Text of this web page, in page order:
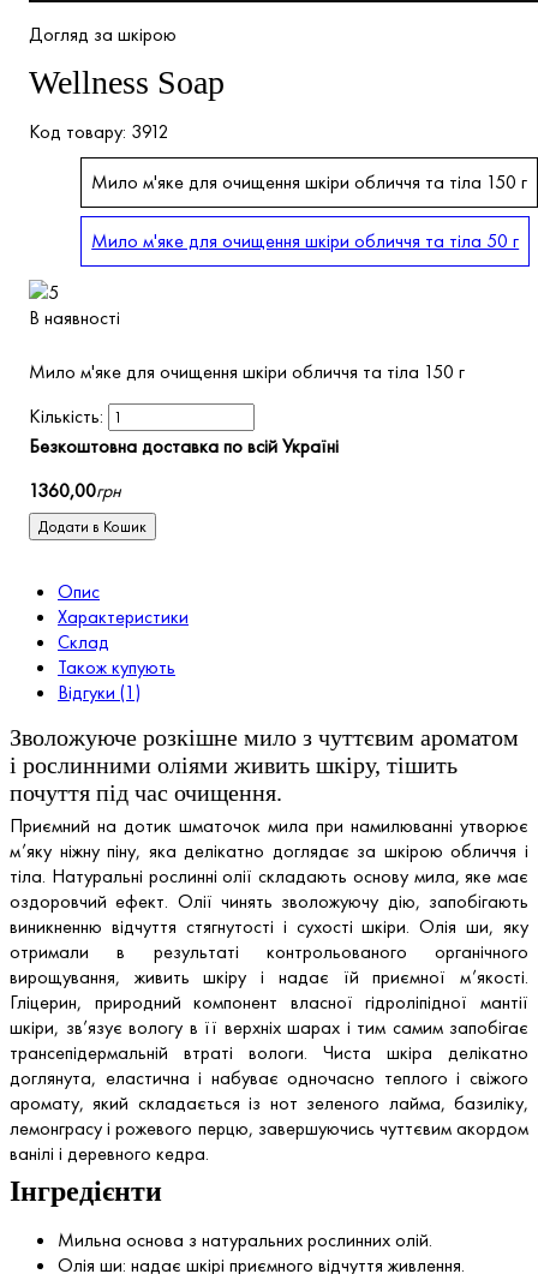
Догляд за шкірою
Wellness Soap
3912
Мило м'яке для очищення шкіри обличчя та тіла 150 г
Мило м'яке для очищення шкіри обличчя та тіла 50 г
В наявності
Мило м'яке для очищення шкіри обличчя та тіла 150 г
Безкоштовна доставка по всій Україні
1360,00грн
Додати в Кошик
Опис
Характеристики
Склад
Також купують
Відгуки (1)
Зволожуюче розкішне мило з чуттєвим ароматом
і рослинними оліями живить шкіру, тішить
почуття під час очищення.
Приємний на дотик шматочок мила при намилюванні утворює
м’яку ніжну піну, яка делікатно доглядає за шкірою обличчя і
тіла. Натуральні рослинні олії складають основу мила, яке має
оздоровчий ефект. Олії чинять зволожуючу дію, запобігають
виникненню відчуття стягнутості і сухості шкіри. Олія ши, яку
отримали в результаті контрольованого органічного
вирощування, живить шкіру і надає їй приємної м’якості.
Гліцерин, природний компонент власної гідроліпідної мантії
шкіри, зв’язує вологу в її верхніх шарах і тим самим запобігає
трансепідермальній втраті вологи. Чиста шкіра делікатно
доглянута, еластична і набуває одночасно теплого і свіжого
аромату, який складається із нот зеленого лайма, базиліку,
лемонграсу і рожевого перцю, завершуючись чуттєвим акордом
ванілі і деревного кедра.
Інгредієнти
Мильна основа з натуральних рослинних олій.
Олія ши: надає шкірі приємного відчуття живлення.